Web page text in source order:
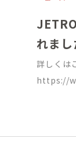
れまし
詳しくは
https://